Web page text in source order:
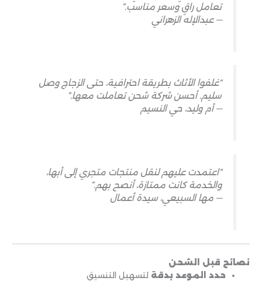
تعامل راقٍ وسعر مناسب.”
— عبدالإله الزهراني
“غلفوا الأثاث بطريقة احترافية، حتى الزجاج وصل
سليم. أحسن شركة شحن تعاملت معها.”
— أم وليد، حي النسيم
“اعتمدت عليهم لنقل منتجات متجري إلى أبها،
والخدمة كانت ممتازة، أنصح بهم.”
— مها السبيعي، سيدة أعمال
نصائح قبل الشحن
حدد الموعد بدقة لتسهيل التنسيق